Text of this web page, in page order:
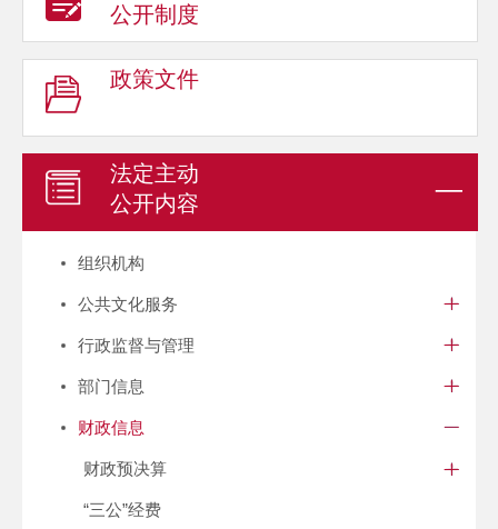
公开制度
政策文件
法定主动
公开内容
组织机构
公共文化服务
行政监督与管理
部门信息
财政信息
财政预决算
“三公”经费